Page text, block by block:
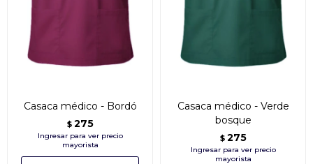
Casaca médico - Bordó
$ 275
Casaca médico - Verde
bosque
$ 275